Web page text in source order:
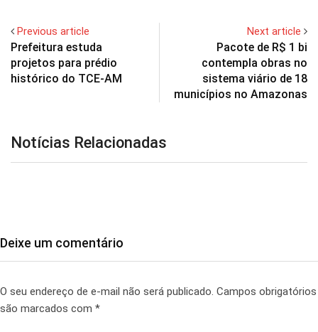
Previous article
Prefeitura estuda
projetos para prédio
histórico do TCE-AM
Next article
Pacote de R$ 1 bi
contempla obras no
sistema viário de 18
municípios no Amazonas
Notícias Relacionadas
Deixe um comentário
O seu endereço de e-mail não será publicado. Campos obrigatórios
são marcados com *